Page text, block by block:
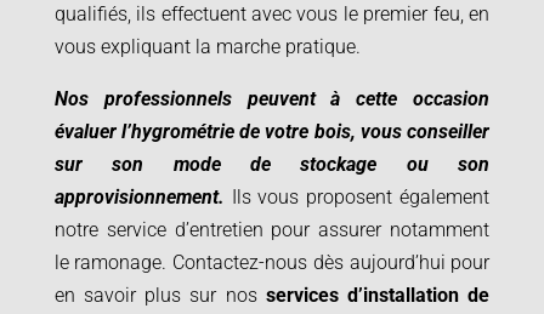
qualifiés, ils effectuent avec vous le premier feu, en
vous expliquant la marche pratique.
Nos professionnels peuvent à cette occasion
évaluer l’hygrométrie de votre bois, vous conseiller
sur son mode de stockage ou son
approvisionnement. Ils vous proposent également
notre service d’entretien pour assurer notamment
le ramonage. Contactez-nous dès aujourd’hui pour
en savoir plus sur nos services d’installation de